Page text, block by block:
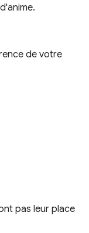
de votre
pas leur place